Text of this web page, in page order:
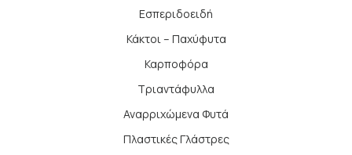
Εσπεριδοειδή
Κάκτοι – Παχύφυτα
Καρποφόρα
Τριαντάφυλλα
Αναρριχώμενα Φυτά
Πλαστικές Γλάστρες